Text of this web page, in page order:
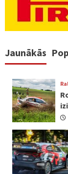
Jaunākās